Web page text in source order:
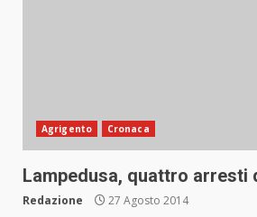
Agrigento Cronaca
Lampedusa, quattro arresti
Redazione 27 Agosto 2014